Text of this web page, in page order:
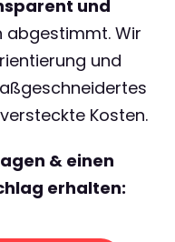
und
abgestimmt. Wir
und
Kosten.
& einen
erhalten: